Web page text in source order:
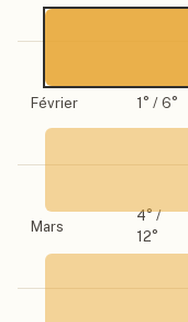
Février 1 ° / 6°
Mars
4° /
12°